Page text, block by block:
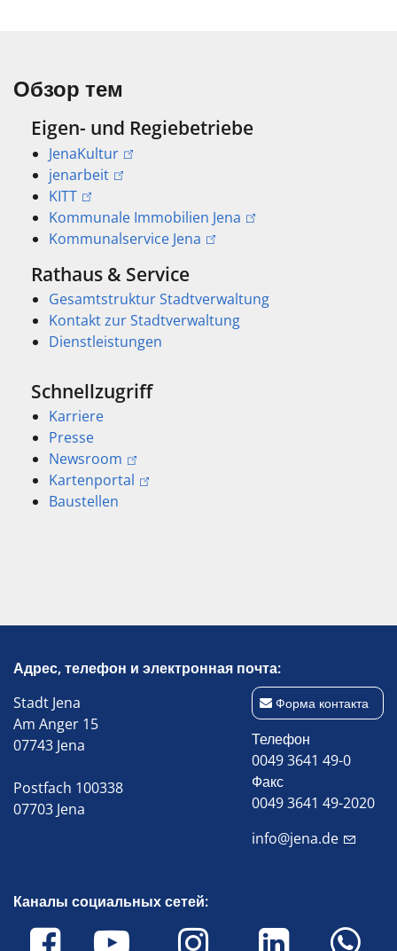
Обзор тем
Eigen- und Regiebetriebe
JenaKultur
jenarbeit
KITT
Kommunale Immobilien Jena
Kommunalservice Jena
Rathaus & Service
Gesamtstruktur Stadtverwaltung
Kontakt zur Stadtverwaltung
Dienstleistungen
Schnellzugriff
Karriere
Presse
Newsroom
Kartenportal
Baustellen
Адрес, телефон и электронная почта:
Stadt Jena
Am Anger 15
07743 Jena
Postfach 100338
07703 Jena
Форма контакта
Телефон
0049 3641 49-0
Факс
0049 3641 49-2020
info@jena.de
Каналы социальных сетей: